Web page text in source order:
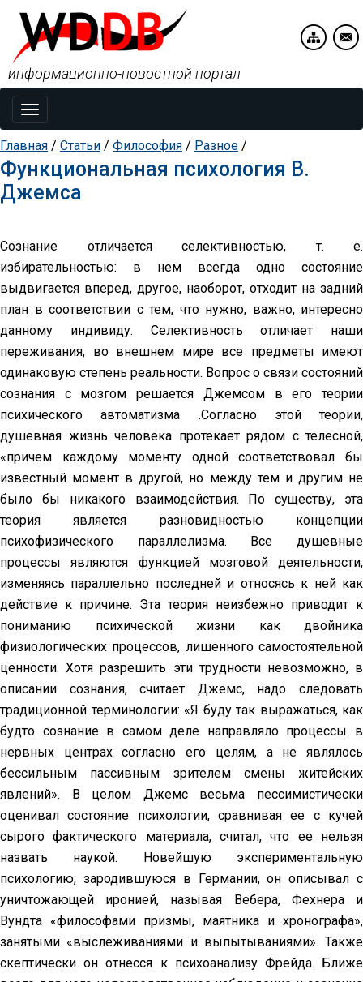
Toggle
navigation
информационно-новостной портал
Главная / Статьи / Философия / Разное /
Функциональная психология В.
Джемса
Сознание отличается селективностью, т. е.
избирательностью: в нем всегда одно состояние
выдвигается вперед, другое, наоборот, отходит на задний
план в соответствии с тем, что нужно, важно, интересно
данному индивиду. Селективность отличает наши
переживания, во внешнем мире все предметы имеют
одинаковую степень реальности. Вопрос о связи состояний
сознания с мозгом решается Джемсом в его теории
психического автоматизма .Согласно этой теории,
душевная жизнь человека протекает рядом с телесной,
«причем каждому моменту одной соответствовал бы
известный момент в другой, но между тем и другим не
было бы никакого взаимодействия. По существу, эта
теория является разновидностью концепции
психофизического параллелизма. Все душевные
процессы являются функцией мозговой деятельности,
изменяясь параллельно последней и относясь к ней как
действие к причине. Эта теория неизбежно приводит к
пониманию психической жизни как двойника
физиологических процессов, лишенного самостоятельной
ценности. Хотя разрешить эти трудности невозможно, в
описании сознания, считает Джемс, надо следовать
традиционной терминологии: «Я буду так выражаться, как
будто сознание в самом деле направляло процессы в
нервных центрах согласно его целям, а не являлось
бессильным пассивным зрителем смены житейских
явлений». В целом Джемс весьма пессимистически
оценивал состояние психологии, сравнивая ее с кучей
сырого фактического материала, считал, что ее нельзя
назвать наукой. Новейшую экспериментальную
психологию, зародившуюся в Германии, он описывал с
уничтожающей иронией, называя Вебера, Фехнера и
Вундта «философами призмы, маятника и хронографа»,
занятыми «выслеживаниями и выпытываниями». Также
скептически он отнесся к психоанализу Фрейда. Ближе